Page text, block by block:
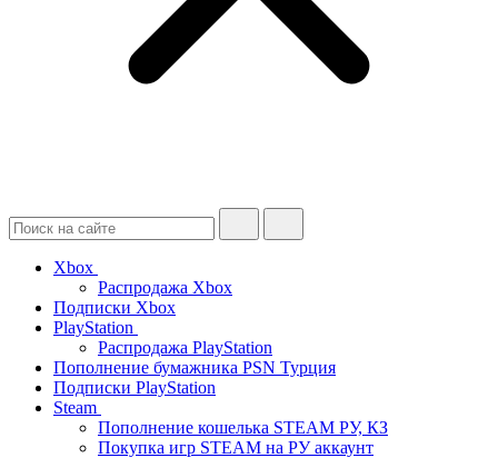
Xbox
Распродажа Xbox
Подписки Xbox
PlayStation
Распродажа PlayStation
Пополнение бумажника PSN Турция
Подписки PlayStation
Steam
Пополнение кошелька STEAM РУ, КЗ
Покупка игр STEAM на РУ аккаунт